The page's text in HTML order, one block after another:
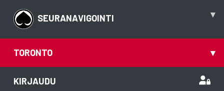
SEURANAVIGOINTI ▾
TORONTO ▾
KIRJAUDU